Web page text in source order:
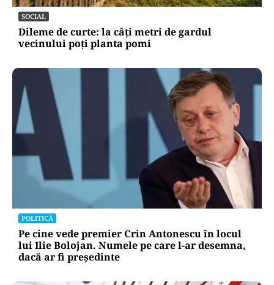
SOCIAL
Dileme de curte: la câți metri de gardul
vecinului poți planta pomi
POLITICĂ
Pe cine vede premier Crin Antonescu în locul
lui Ilie Bolojan. Numele pe care l-ar desemna,
dacă ar fi președinte